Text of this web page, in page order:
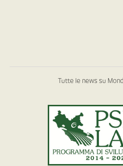
Tutte le news su